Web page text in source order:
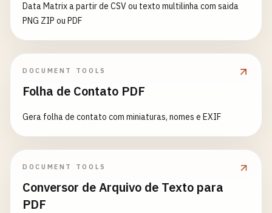
Data Matrix a partir de CSV ou texto multilinha com saida
PNG ZIP ou PDF
DOCUMENT TOOLS
Folha de Contato PDF
Gera folha de contato com miniaturas, nomes e EXIF
DOCUMENT TOOLS
Conversor de Arquivo de Texto para
PDF